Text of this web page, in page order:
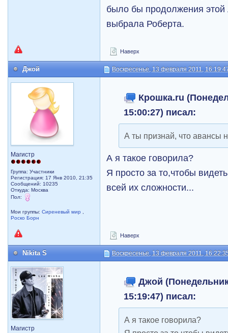
было бы продолжения
выбрала Роберта.
Наверх
Джой Воскресенье, 13 февраля 2011,
Магистр
Группа: Участники
Регистрация: 17 Янв 2010, 21:35
Сообщений: 10235
Откуда: Москва
Пол:
Мои группы:Сиреневый мир
Роско Борн
Крошка.ru
15:00:27) писал:
А ты признай, что авансы
А я такое говорила?
Я просто за то,чтобы
всей их сложности...
Наверх
Nikita S Воскресенье, 13 февраля 2011,
Магистр
Джой
15:19:47) писал:
А я такое говорила?